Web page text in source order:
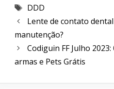
Etiquetas
DDD
Lente de contato
manutenção?
Codiguin FF Julho
armas e Pets Grátis